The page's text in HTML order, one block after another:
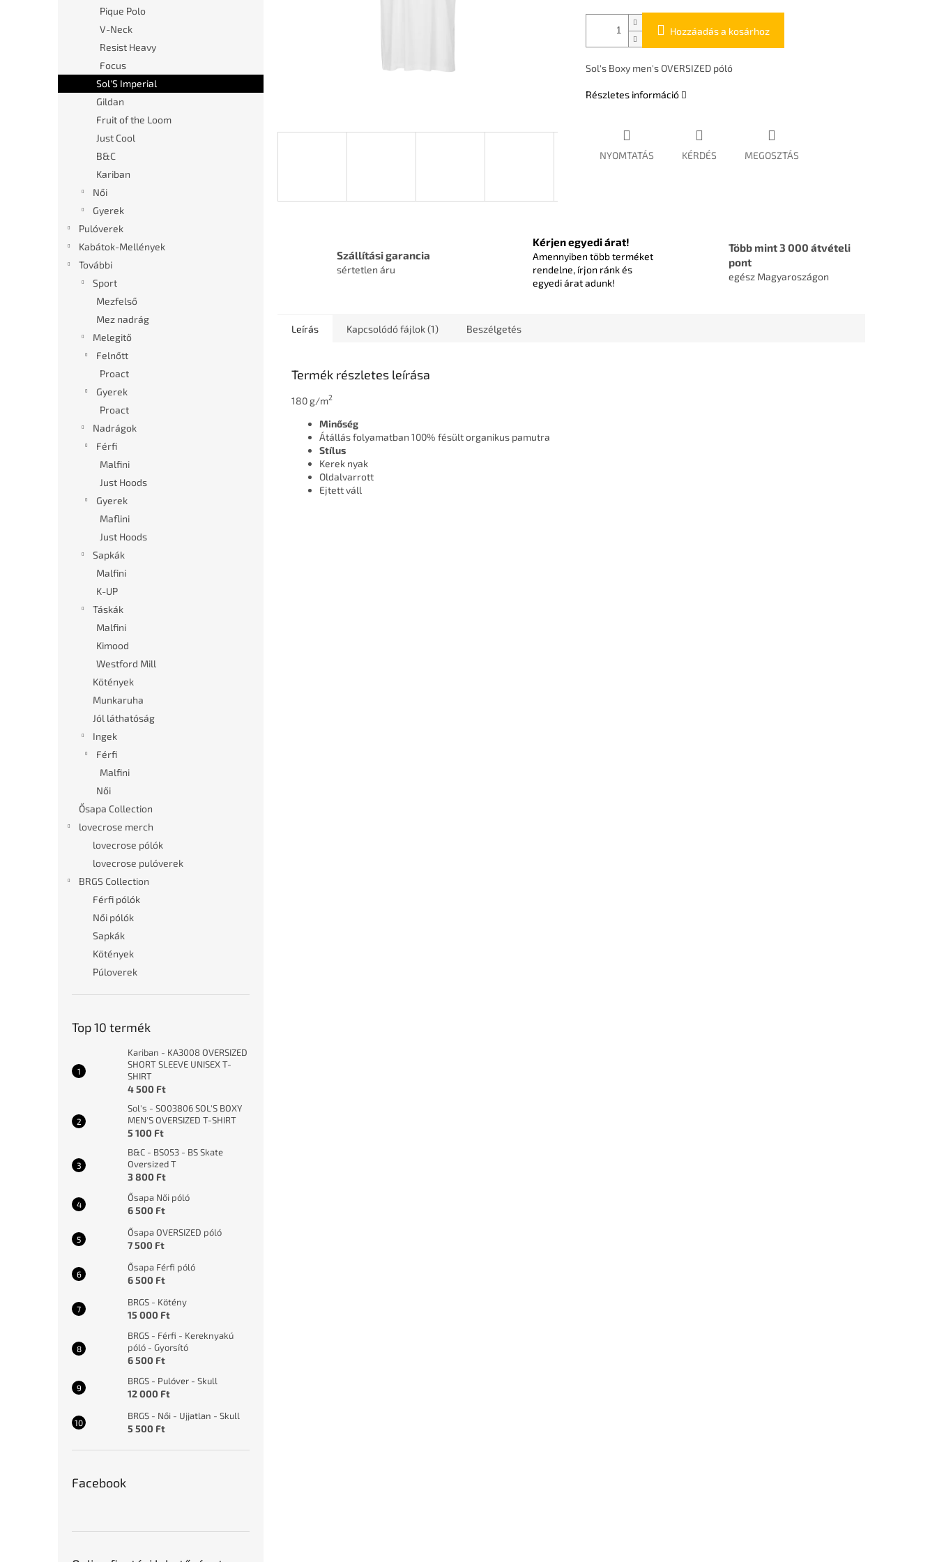
Pique Polo
V-Neck
Resist Heavy
Focus
Sol'S Imperial
Gildan
Fruit of the Loom
Just Cool
B&C
Kariban
Női
Gyerek
Pulóverek
Kabátok-Mellények
További
Sport
Mezfelső
Mez nadrág
Melegitő
Felnőtt
Proact
Gyerek
Proact
Nadrágok
Férfi
Malfini
Just Hoods
Gyerek
Maflini
Just Hoods
Sapkák
Malfini
K-UP
Táskák
Malfini
Kimood
Westford Mill
Kötények
Munkaruha
Jól láthatóság
Ingek
Férfi
Malfini
Női
Ősapa Collection
lovecrose merch
lovecrose pólók
lovecrose pulóverek
BRGS Collection
Férfi pólók
Női pólók
Sapkák
Kötények
Púloverek
Top 10 termék
Kariban - KA3008 OVERSIZED
SHORT SLEEVE UNISEX T-
SHIRT
4 500 Ft
Sol's - SO03806 SOL'S BOXY
MEN'S OVERSIZED T-SHIRT
5 100 Ft
B&C - BS053 - BS Skate
Oversized T
3 800 Ft
Ősapa Női póló
6 500 Ft
Ősapa OVERSIZED póló
7 500 Ft
Ősapa Férfi póló
6 500 Ft
BRGS - Kötény
15 000 Ft
BRGS - Férfi - Kereknyakú
póló - Gyorsító
6 500 Ft
BRGS - Pulóver - Skull
12 000 Ft
BRGS - Női - Ujjatlan - Skull
5 500 Ft
Facebook
Hozzáadás a kosárhoz
Sol's Boxy men's OVERSIZED póló
Részletes információ
NYOMTATÁS KÉRDÉS MEGOSZTÁS
Szállítási garancia
sértetlen áru
Kérjen egyedi árat!
Amennyiben több terméket
rendelne, írjon ránk és
egyedi árat adunk!
Több mint 3 000 átvételi
pont
egész Magyaroszágon
Leírás Kapcsolódó fájlok (1) Beszélgetés
Termék részletes leírása
180 g/m2
Minőség
Átállás folyamatban 100% fésült organikus pamutra
Stílus
Kerek nyak
Oldalvarrott
Ejtett váll